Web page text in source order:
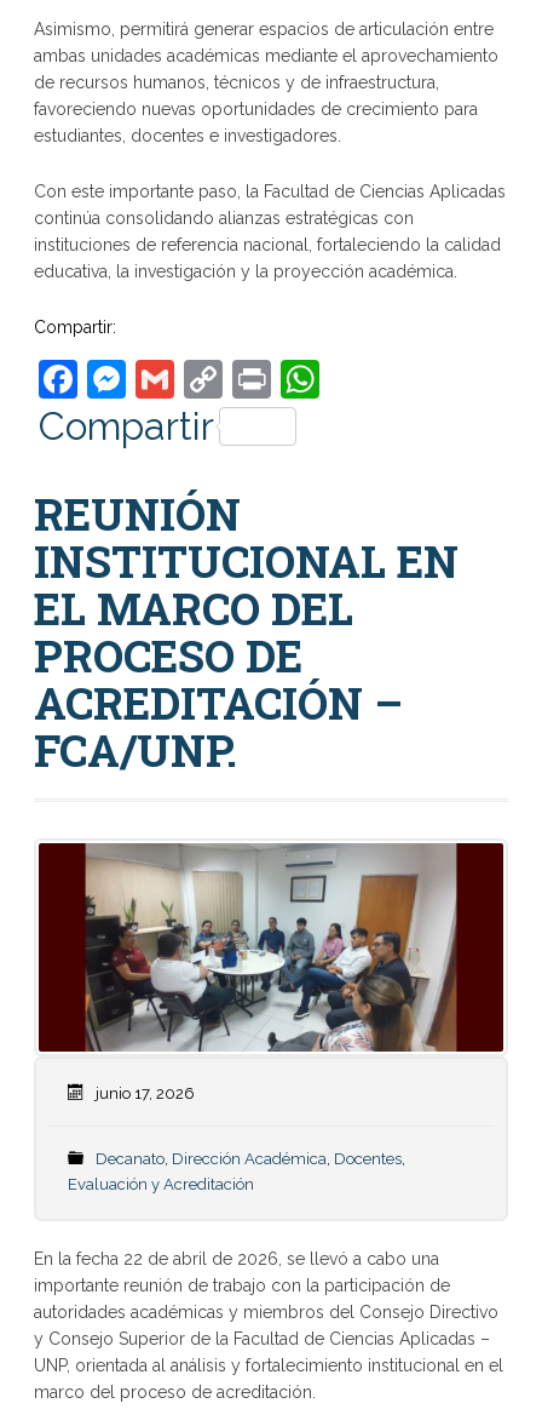
Asimismo, permitirá generar espacios de articulación entre
ambas unidades académicas mediante el aprovechamiento
de recursos humanos, técnicos y de infraestructura,
favoreciendo nuevas oportunidades de crecimiento para
estudiantes, docentes e investigadores.
Con este importante paso, la Facultad de Ciencias Aplicadas
continúa consolidando alianzas estratégicas con
instituciones de referencia nacional, fortaleciendo la calidad
educativa, la investigación y la proyección académica.
Compartir:
Facebook
Messenger
Gmail
Copy
Link
PrintWhatsApp
Compartir
REUNIÓN
INSTITUCIONAL EN
EL MARCO DEL
PROCESO DE
ACREDITACIÓN –
FCA/UNP.
junio 17, 2026
Decanato, Dirección Académica, Docentes,
Evaluación y Acreditación
En la fecha 22 de abril de 2026, se llevó a cabo una
importante reunión de trabajo con la participación de
autoridades académicas y miembros del Consejo Directivo
y Consejo Superior de la Facultad de Ciencias Aplicadas –
UNP, orientada al análisis y fortalecimiento institucional en el
marco del proceso de acreditación.